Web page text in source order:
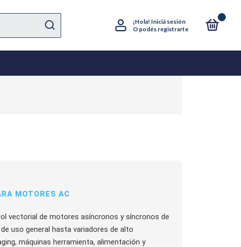
¡Hola! Iniciá sesión
O podés registrarte
MOTORES AC
vectorial de motores asíncronos y síncronos de
uso general hasta variadores de alto
máquinas herramienta, alimentación y